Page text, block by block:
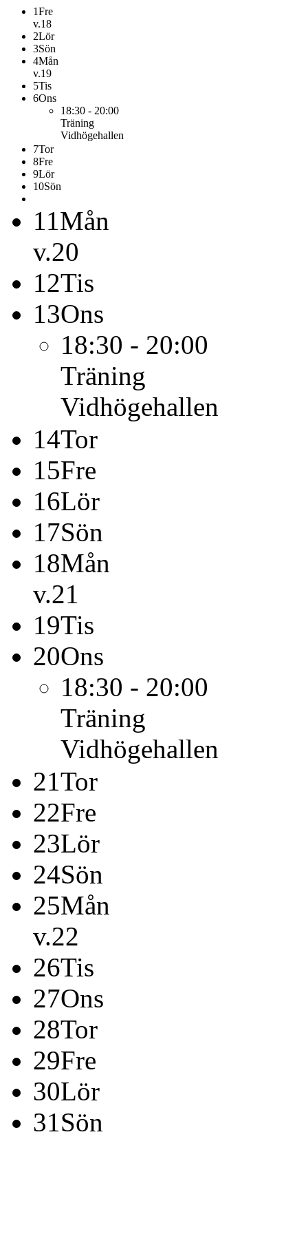
1Fre
v.18
2Lör
3Sön
4Mån
v.19
5Tis
6Ons
18:30 - 20:00
Träning
Vidhögehallen
7Tor
8Fre
9Lör
10Sön
11Mån
v.20
12Tis
13Ons
18:30 - 20:00
Träning
Vidhögehallen
14Tor
15Fre
16Lör
17Sön
18Mån
v.21
19Tis
20Ons
18:30 - 20:00
Träning
Vidhögehallen
21Tor
22Fre
23Lör
24Sön
25Mån
v.22
26Tis
27Ons
28Tor
29Fre
30Lör
31Sön